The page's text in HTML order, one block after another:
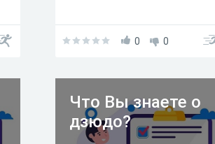
0 0
Что Вы знаете о
дзюдо?